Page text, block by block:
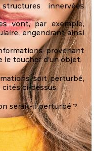
innervées
vont, par exemple,
engendrant ainsi
provenant
toucher d’un objet.
soit perturbé,
ci-dessus.
serait-il perturbé ?